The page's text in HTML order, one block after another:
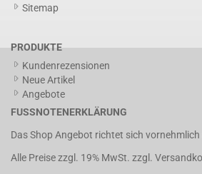
Sitemap
PRODUKTE
Kundenrezensionen
Neue Artikel
Angebote
FUSSNOTENERKLÄRUNG
Das Shop Angebot richtet sich
Alle Preise zzgl. 19% MwSt. zzgl.